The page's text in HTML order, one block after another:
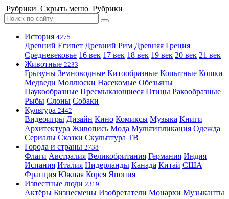
Рубрики Скрыть меню Рубрики
История 4275
Древний Египет Древний Рим Древняя Греция
Средневековье 16 век 17 век 18 век 19 век 20 век 21 век
Животные 2233
Грызуны Земноводные Китообразные Копытные Кошки
Медведи Моллюски Насекомые Обезьяны
Паукообразные Пресмыкающиеся Птицы Ракообразные
Рыбы Слоны Собаки
Культура 2442
Видеоигры Дизайн Кино Комиксы Музыка Книги
Архитектура Живопись Мода Мультипликация Одежда
Сериалы Сказки Скульптура ТВ
Города и страны 2738
Флаги Австралия Великобритания Германия Индия
Испания Италия Нидерланды Канада Китай США
Франция Южная Корея Япония
Известные люди 2319
Актёры Бизнесмены Изобретатели Монархи Музыканты